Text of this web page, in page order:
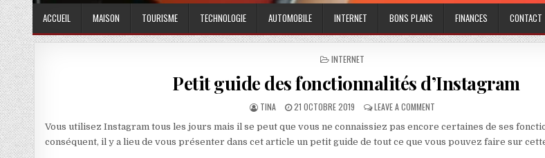
ACCUEIL MAISON TOURISME TECHNOLOGIE AUTOMOBILE INTERNET BONS PLANS FINANCES CONTACT
POSTED IN
INTERNET
Petit guide des fonctionnalités d’Instagram
AUTHOR:
TINA PUBLISHED DATE:
21 OCTOBRE 2019 LEAVE A COMMENT
Vous utilisez Instagram tous les jours mais il se peut que vous ne connaissiez pas encore certaines de ses
conséquent, il y a lieu de vous présenter dans cet article un petit guide de tout ce que vous pouvez faire sur